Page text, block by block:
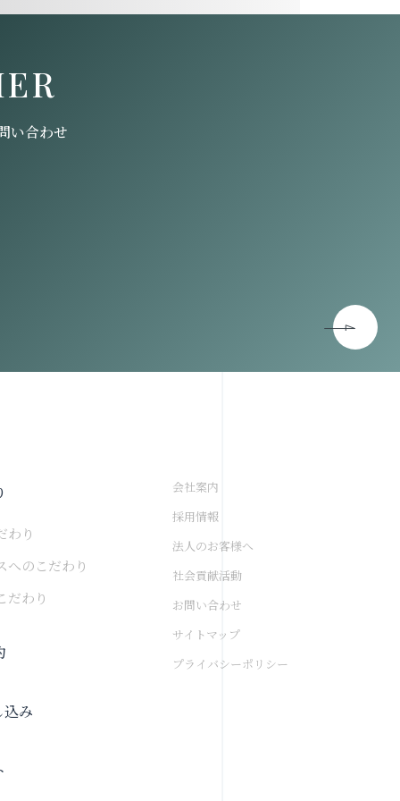
い合わせ
わり
へのこだわり
だわり
込み
会社案内
採用情報
法人のお客様へ
社会貢献活動
お問い合わせ
サイトマップ
プライバシーポリシー